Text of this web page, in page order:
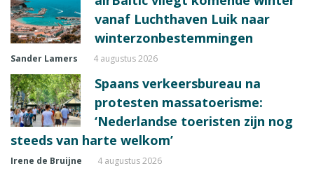
vanaf Luchthaven Luik naar
winterzonbestemmingen
Sander Lamers 4 augustus 2026
Spaans verkeersbureau na
protesten massatoerisme:
‘Nederlandse toeristen zijn nog
steeds van harte welkom’
Irene de Bruijne 4 augustus 2026